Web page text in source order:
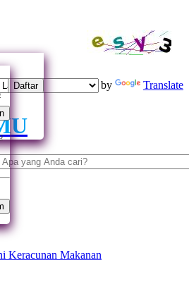
Daftar Powered by Translate
Keracunan Makanan